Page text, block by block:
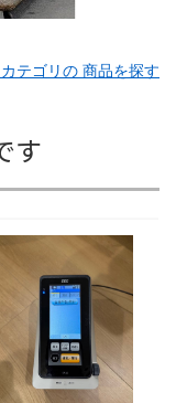
テゴリの 商品を探す
す